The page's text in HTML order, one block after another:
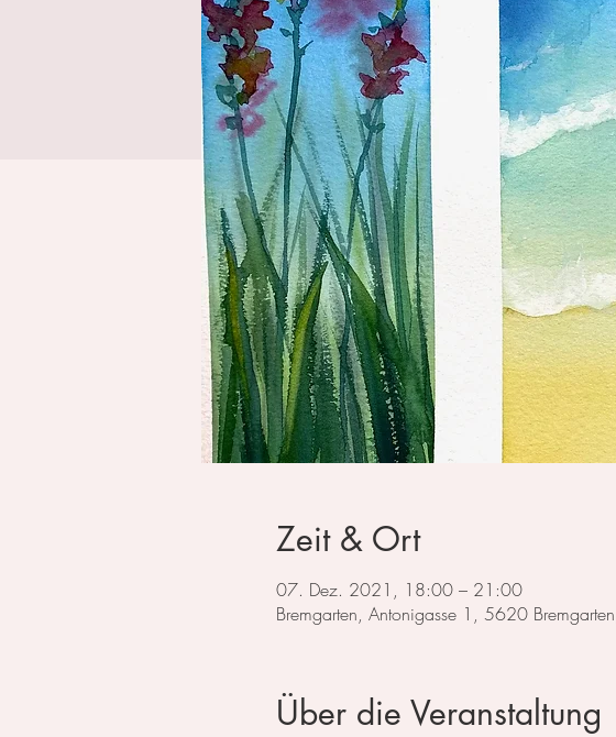
Zeit & Ort
07. Dez. 2021, 18:00 – 21:00
Bremgarten, Antonigasse 1, 5620
Über die Veranstaltung